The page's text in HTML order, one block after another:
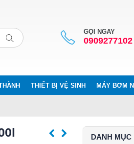
GỌI NGAY
0909277102
THIẾT BỊ VỆ SINH MÁY BƠM
DANH MỤC